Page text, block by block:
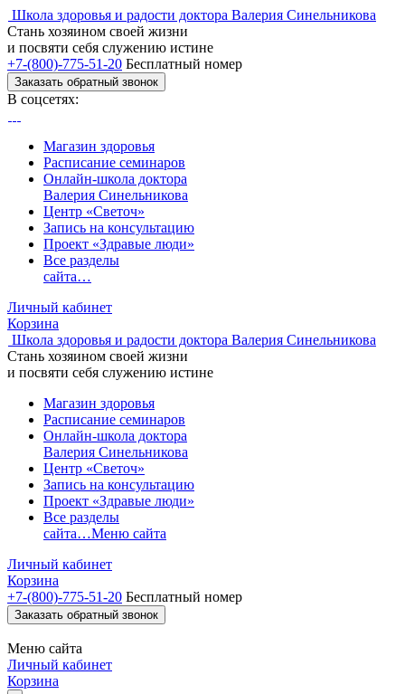
Школа здоровья и радости доктора Валерия Синельникова
Стань хозяином своей жизни
и посвяти себя служению истине
+7-(800)-775-51-20 Бесплатный номер
Заказать обратный звонок
В соцсетях:
Магазин здоровья
Расписание семинаров
Онлайн-школа доктора
Валерия Синельникова
Центр «Светоч»
Запись на консультацию
Проект «Здравые люди»
Все разделы
сайта…
Личный кабинет
Корзина
Школа здоровья и радости доктора Валерия Синельникова
Стань хозяином своей жизни
и посвяти себя служению истине
Магазин здоровья
Расписание семинаров
Онлайн-школа доктора
Валерия Синельникова
Центр «Светоч»
Запись на консультацию
Проект «Здравые люди»
Все разделы
сайта…Меню сайта
Личный кабинет
Корзина
+7-(800)-775-51-20 Бесплатный номер
Заказать обратный звонок
Меню сайта
Личный кабинет
Корзина